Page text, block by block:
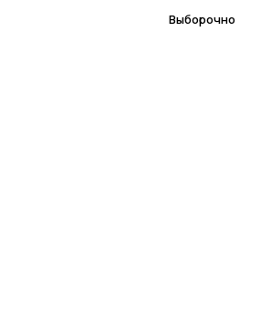
Выборочно